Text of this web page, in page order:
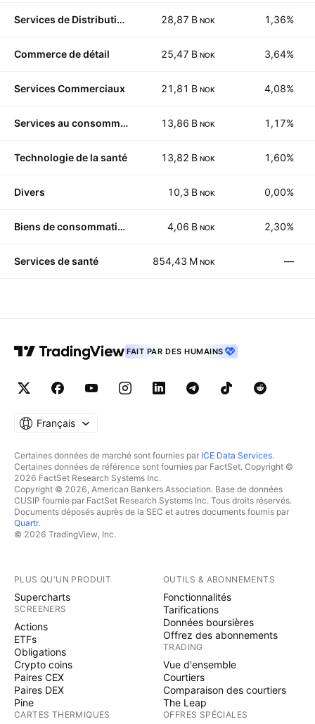
Services de Distribution 28,87 B NOK 1,36%
Commerce de détail 25,47 B NOK 3,64%
Services Commerciaux 21,81 B NOK 4,08%
Services au consommateur 13,86 B NOK 1,17%
Technologie de la santé 13,82 B NOK 1,60%
Divers 10,3 B NOK 0,00%
Biens de consommation durables 4,06 B NOK 2,30%
Services de santé 854,43 M NOK —
FAIT PAR DES HUMAINS
Français
Certaines données de marché sont fournies par ICE Data Services.
Certaines données de référence sont fournies par FactSet. Copyright ©
2026 FactSet Research Systems Inc.
Copyright © 2026, American Bankers Association. Base de données
CUSIP fournie par FactSet Research Systems Inc. Tous droits réservés.
Documents déposés auprès de la SEC et autres documents fournis par
Quartr.
© 2026 TradingView, Inc.
PLUS QU'UN PRODUIT
Supercharts
SCREENERS
Actions
ETFs
Obligations
Crypto coins
Paires CEX
Paires DEX
Pine
CARTES THERMIQUES
OUTILS & ABONNEMENTS
Fonctionnalités
Tarifications
Données boursières
Offrez des abonnements
TRADING
Vue d'ensemble
Courtiers
Comparaison des courtiers
The Leap
OFFRES SPÉCIALES